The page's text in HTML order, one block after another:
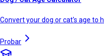
Convert your dog or cat's age to
Probar